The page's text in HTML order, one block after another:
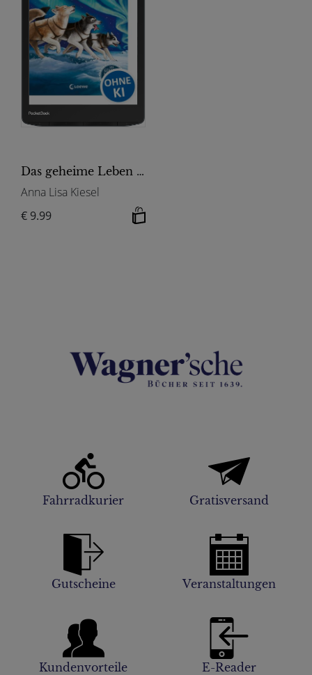
Das geheime Leben der Tiere (Arktis) - Der Pakt der Schlittenhunde
Anna Lisa Kiesel
€ 9.99
Fahrradkurier Gratisversand
Gutscheine Veranstaltungen
Kundenvorteile E-Reader